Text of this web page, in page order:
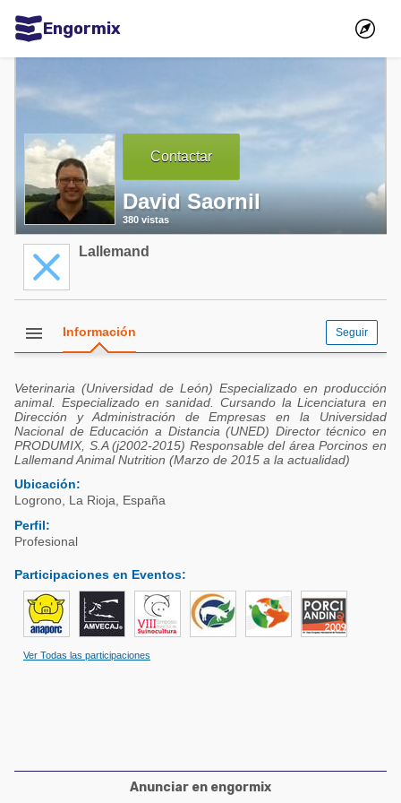
Engormix
Comunidades en español
Agricultura
Balanceados - Piensos
Avicultura
Ganadería
Lechería
Micotoxinas
Porcicultura
Mascotas
Acuacultura
Micotoxinas
Avicultura
Porcicultura
Lechería
Balanceados - Piensos
Comunidades en portugués
Micotoxinas
Avicultura
Porcicultura
Lechería
Contactar
David Saornil
380 vistas
Lallemand
menu Información Seguir
Veterinaria (Universidad de León) Especializado en producción
animal. Especializado en sanidad. Cursando la Licenciatura en
Dirección y Administración de Empresas en la Universidad
Nacional de Educación a Distancia (UNED) Director técnico en
PRODUMIX, S.A (j2002-2015) Responsable del área Porcinos en
Lallemand Animal Nutrition (Marzo de 2015 a la actualidad)
Ubicación:
Logrono La Rioja
España
Perfil:
Profesional
Participaciones en Eventos:
Ver Todas las participaciones
Anunciar en engormix